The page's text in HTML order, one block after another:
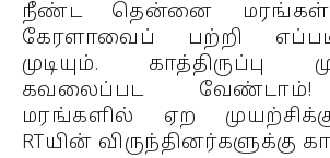
நீண்ட தென்னை
கேரளாவைப் பற்றி
முடியும். காத்திருப்பு
கவலைப்பட
மரங்களில் ஏற
RTயின் விருந்தினர்களுக்கு